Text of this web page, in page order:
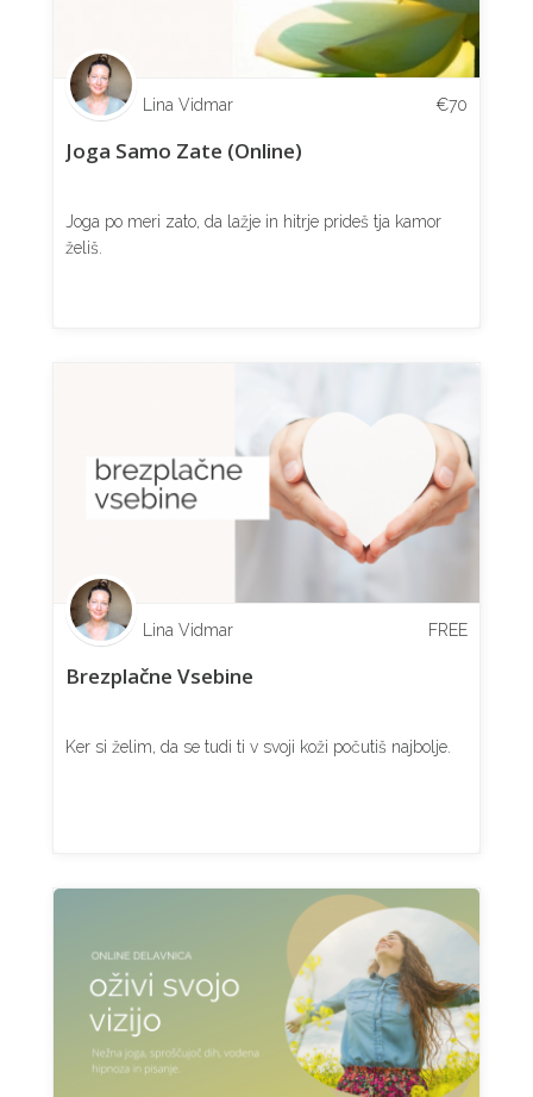
Lina Vidmar €70
Joga Samo Zate (Online)
Joga po meri zato, da lažje in hitrje prideš tja kamor
želiš.
Lina Vidmar FREE
Brezplačne Vsebine
Ker si želim, da se tudi ti v svoji koži počutiš najbolje.